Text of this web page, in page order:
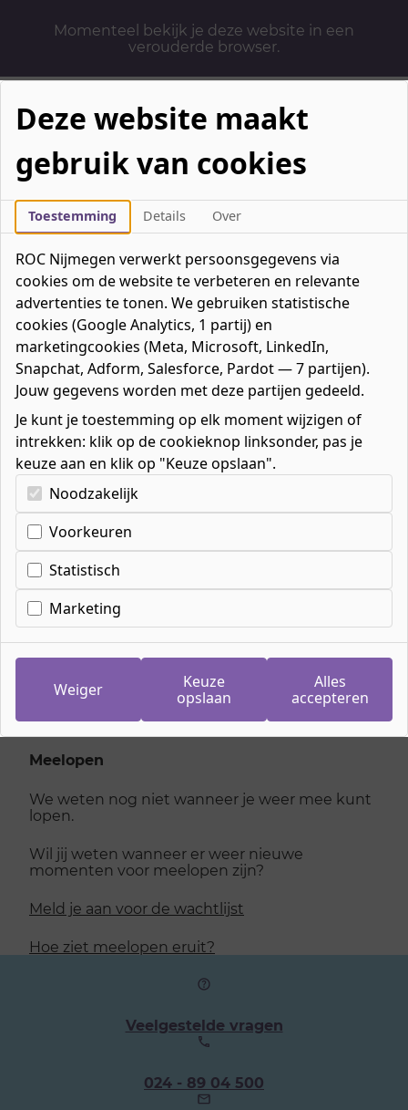
Momenteel bekijk je deze website in een
verouderde browser.
Mbo-opleidingen
Werken & Leren
Mavo / havo / vwo
Contact
Over ons
Bedrijven
Favorieten0favorieten
Mijn ROC
Zoeken
Cookie-instellingen
Deze website maakt
gebruik van cookies
Toestemming Details Over
ROC Nijmegen verwerkt persoonsgegevens via
cookies om de website te verbeteren en relevante
advertenties te tonen. We gebruiken statistische
cookies (Google Analytics, 1 partij) en
marketingcookies (Meta, Microsoft, LinkedIn,
Snapchat, Adform, Salesforce, Pardot — 7 partijen).
Jouw gegevens worden met deze partijen gedeeld.
Je kunt je toestemming op elk moment wijzigen of
intrekken: klik op de cookieknop linksonder, pas je
keuze aan en klik op "Keuze opslaan".
Kies uw cookie-voorkeuren
Noodzakelijk
Voorkeuren
Statistisch
Marketing
Weiger
Keuze
opslaan
Alles
accepteren
Inschrijven
meeloopdag E-
commerce specialist
maandag 20 oktober 2025
Je kan je niet meer inschrijven voor deze dag,
kijk hieronder voor andere dagen
Meelopen
We weten nog niet wanneer je weer mee kunt
lopen.
Wil jij weten wanneer er weer nieuwe
momenten voor meelopen zijn?
Meld je aan voor de wachtlijst
Hoe ziet meelopen eruit?
Veelgestelde vragen
Ons
telefoonnummer:
024 - 89 04 500